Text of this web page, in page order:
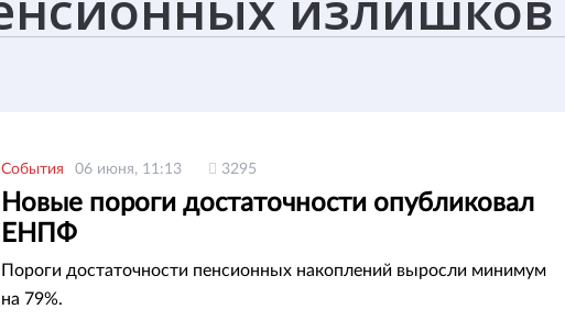
События 06 июня, 11:13 3295
Новые пороги достаточности опубликовал
ЕНПФ
Пороги достаточности пенсионных накоплений выросли минимум
на 79%.